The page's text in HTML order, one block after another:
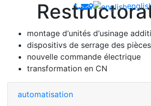
montage d‘unités d‘usinage
dispositivs de serrage des pièces
nouvelle commande électrique
transformation en CN
automatisation